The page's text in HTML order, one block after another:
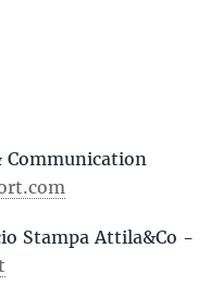
Communication
Stampa Attila&Co -